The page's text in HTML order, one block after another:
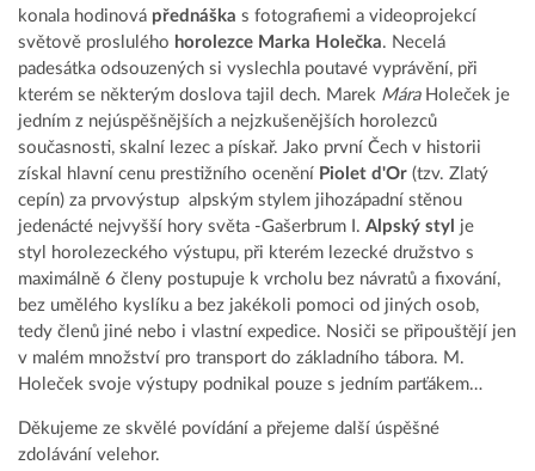
konala hodinová přednáška s fotografiemi a videoprojekcí
světově proslulého horolezce Marka Holečka. Necelá
padesátka odsouzených si vyslechla poutavé vyprávění, při
kterém se některým doslova tajil dech. Marek MáraHoleček je
jedním z nejúspěšnějších a nejzkušenějších horolezců
současnosti, skalní lezec a pískař. Jako první Čech v historii
získal hlavní cenu prestižního ocenění Piolet d'Or (tzv. Zlatý
cepín) za prvovýstup alpským stylem jihozápadní stěnou
jedenácté nejvyšší hory světa -Gašerbrum I. Alpský styl je
styl horolezeckého výstupu, při kterém lezecké družstvo s
maximálně 6 členy postupuje k vrcholu bez návratů a fixování,
bez umělého kyslíku a bez jakékoli pomoci od jiných osob,
tedy členů jiné nebo i vlastní expedice. Nosiči se připouštějí jen
v malém množství pro transport do základního tábora. M.
Holeček svoje výstupy podnikal pouze s jedním parťákem…
Děkujeme ze skvělé povídání a přejeme další úspěšné
zdolávání velehor.